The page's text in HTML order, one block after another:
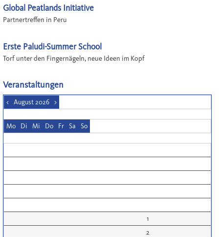
Global Peatlands Initiative
Partnertreffen in Peru
Erste Paludi-Summer School
Torf unter den Fingernägeln, neue Ideen im Kopf
Veranstaltungen
< August 2026 >
Mo Di Mi Do Fr Sa So
1
2